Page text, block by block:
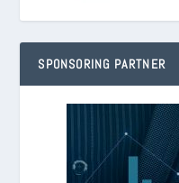
SPONSORING PARTNER